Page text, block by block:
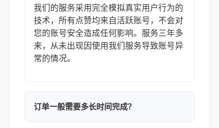
我们的服务采用完全模拟真实用户行为的
技术，所有点赞均来自活跃账号，不会对
您的账号安全造成任何影响。服务三年多
来，从未出现因使用我们服务导致账号异
常的情况。
订单一般需要多长时间完成？